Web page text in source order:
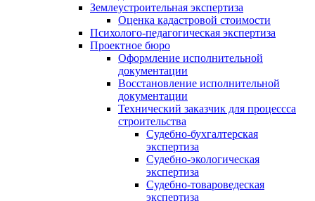
Землеустроительная экспертиза
Оценка кадастровой стоимости
Психолого-педагогическая экспертиза
Проектное бюро
Оформление исполнительной
документации
Восстановление исполнительной
документации
Технический заказчик для процессса
строительства
Судебно-бухгалтерская
экспертиза
Судебно-экологическая
экспертиза
Судебно-товароведеская
экспертиза